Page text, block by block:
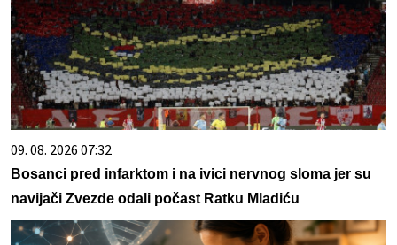
09. 08. 2026 07:32
Bosanci pred infarktom i na ivici nervnog sloma jer su
navijači Zvezde odali počast Ratku Mladiću